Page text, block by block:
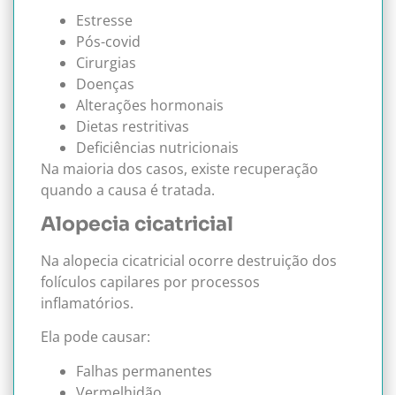
Estresse
Pós-covid
Cirurgias
Doenças
Alterações hormonais
Dietas restritivas
Deficiências nutricionais
Na maioria dos casos, existe recuperação
quando a causa é tratada.
Alopecia cicatricial
Na alopecia cicatricial ocorre destruição dos
folículos capilares por processos
inflamatórios.
Ela pode causar:
Falhas permanentes